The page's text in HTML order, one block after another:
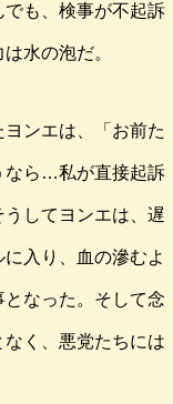
も、検事が不起訴
水の泡だ。
ンエは、「お前た
なら…私が直接起訴
してヨンエは、遅
入り、血の滲むよ
なった。そして念
く、悪党たちには